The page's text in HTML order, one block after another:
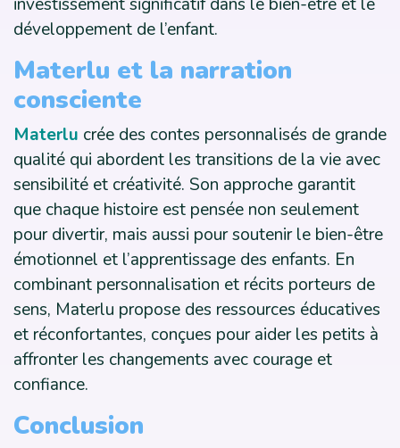
investissement significatif dans le bien-être et le
développement de l’enfant.
Materlu et la narration
consciente
Materlu crée des contes personnalisés de grande
qualité qui abordent les transitions de la vie avec
sensibilité et créativité. Son approche garantit
que chaque histoire est pensée non seulement
pour divertir, mais aussi pour soutenir le bien-être
émotionnel et l’apprentissage des enfants. En
combinant personnalisation et récits porteurs de
sens, Materlu propose des ressources éducatives
et réconfortantes, conçues pour aider les petits à
affronter les changements avec courage et
confiance.
Conclusion